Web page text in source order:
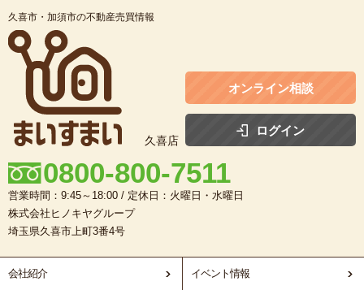
久喜市・加須市の不動産売買情報
久喜店
オンライン相談
ログイン
0800-800-7511
営業時間：9:45～18:00 / 定休日：火曜日・水曜日
株式会社ヒノキヤグループ
埼玉県久喜市上町3番4号
会社紹介 イベント情報